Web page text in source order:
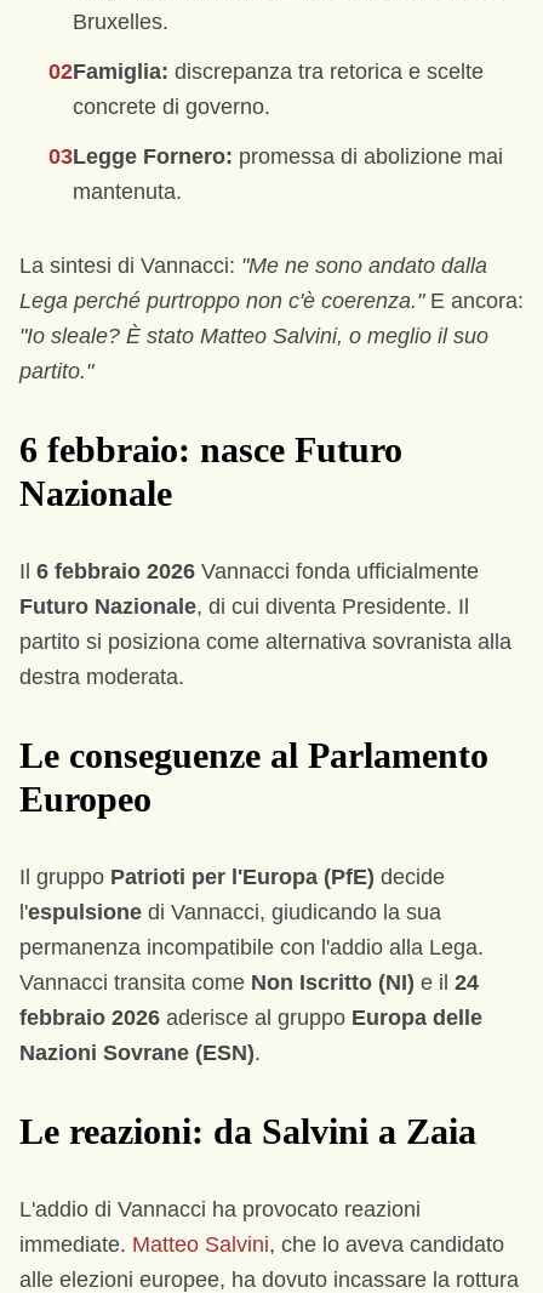
Bruxelles.
02Famiglia: discrepanza tra retorica e scelte
concrete di governo.
03Legge Fornero: promessa di abolizione mai
mantenuta.
La sintesi di Vannacci: "Me ne sono andato dalla
Lega perché purtroppo non c'è coerenza."E ancora:
"Io sleale? È stato Matteo Salvini, o meglio il suo
partito."
6 febbraio: nasce Futuro
Nazionale
Il 6 febbraio 2026 Vannacci fonda ufficialmente
Futuro Nazionale, di cui diventa Presidente. Il
partito si posiziona come alternativa sovranista alla
destra moderata.
Le conseguenze al Parlamento
Europeo
Il gruppo Patrioti per l'Europa (PfE) decide
l'espulsione di Vannacci, giudicando la sua
permanenza incompatibile con l'addio alla Lega.
Vannacci transita come Non Iscritto (NI) e il 24
febbraio 2026 aderisce al gruppo Europa delle
Nazioni Sovrane (ESN).
Le reazioni: da Salvini a Zaia
L'addio di Vannacci ha provocato reazioni
immediate. Matteo Salvini, che lo aveva candidato
alle elezioni europee, ha dovuto incassare la rottura